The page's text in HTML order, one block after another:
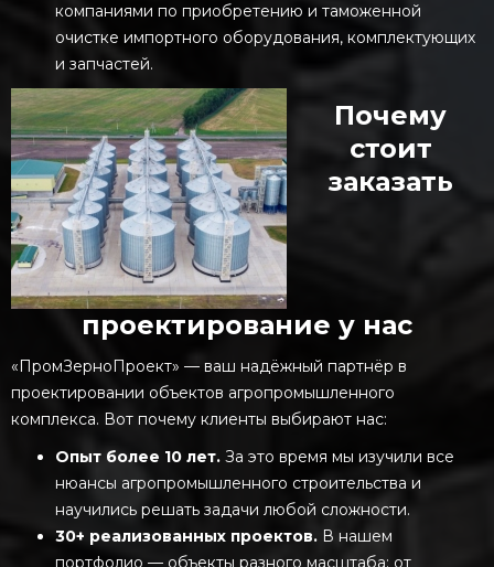
компаниями по приобретению и таможенной
очистке импортного оборудования, комплектующих
и запчастей.
Почему
стоит
заказать
проектирование у нас
«ПромЗерноПроект» — ваш надёжный партнёр в
проектировании объектов агропромышленного
комплекса. Вот почему клиенты выбирают нас:
Опыт более 10 лет. За это время мы изучили все
нюансы агропромышленного строительства и
научились решать задачи любой сложности.
30+ реализованных проектов. В нашем
портфолио — объекты разного масштаба: от